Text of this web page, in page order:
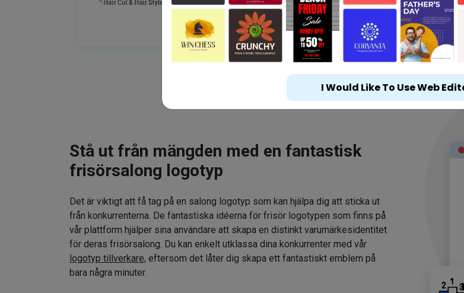
Stå ut från mängden med en fantastisk
frisörsalong logotyp
Det är viktigt att få tag på en salong logotyp som kan hjälpa dig att sticka ut
från konkurrenterna. De fantastiska idéerna för frisör logotypen som finns på
vår plattform hjälper sina användare att skapa en distinkt varumärkesidentitet
för deras frisörsalong. Du kan enkelt utklassa dina konkurrenter med vår
logotyp tillverkare, eftersom det låter dig skapa ett fantastiskt emblem på
bara några minuter.
I Would Like To Use Web